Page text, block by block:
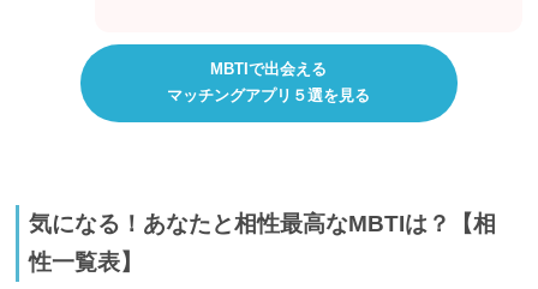
MBTIで出会える
マッチングアプリ５選を見る
気になる！あなたと相性最高なMBTIは？【相
性一覧表】